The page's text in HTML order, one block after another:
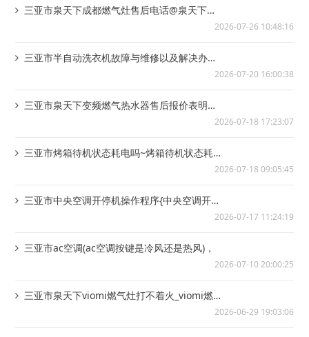
三亚市泉天下成都燃气灶售后电话@泉天下成
2026-07-26 10:48:16
三亚市半自动洗衣机故障与维修以及解决办法|
2026-07-20 16:00:38
三亚市泉天下变频燃气热水器售后报价表明细
2026-07-18 17:23:07
三亚市烤箱待机状态耗电吗~烤箱待机状态耗电
2026-07-18 09:05:45
三亚市中央空调开停机操作程序{中央空调开停
2026-07-17 11:24:19
三亚市ac空调(ac空调按键是冷风还是热风)，
2026-07-10 20:00:25
三亚市泉天下viomi燃气灶打不着火_viomi燃气
2026-06-29 19:03:06